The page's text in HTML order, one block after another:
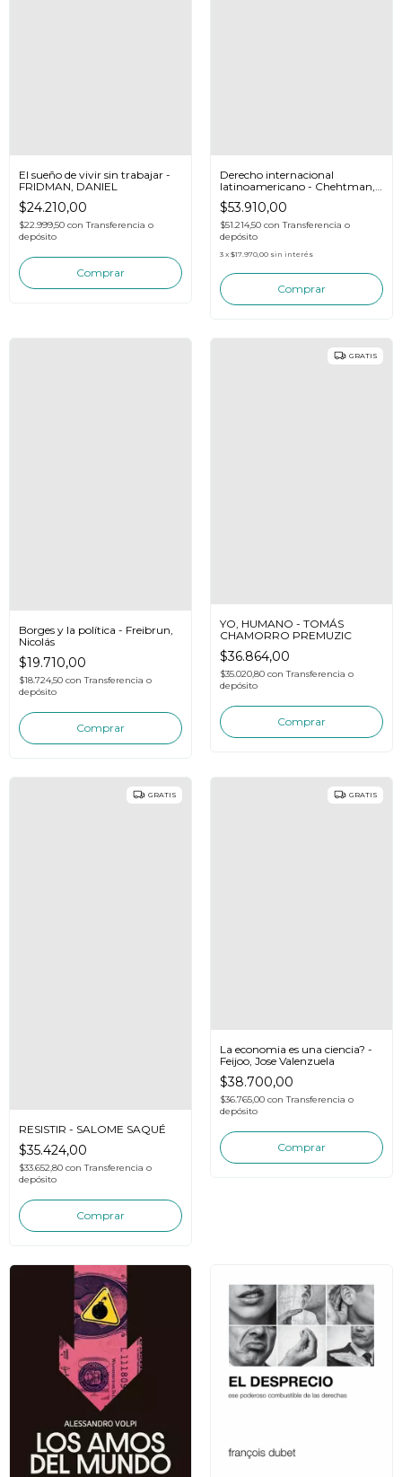
El sueño de vivir sin trabajar -
FRIDMAN, DANIEL
$24.210,00
$22.999,50 con Transferencia o
depósito
Derecho internacional
latinoamericano - Chehtman,
Huneeus y otros
$53.910,00
$51.214,50 con Transferencia o
depósito
3 x $17.970,00 sin interés
Borges y la política - Freibrun,
Nicolás
$19.710,00
$18.724,50 con Transferencia o
depósito
GRATIS
YO, HUMANO - TOMÁS
CHAMORRO PREMUZIC
$36.864,00
$35.020,80 con Transferencia o
depósito
GRATIS
RESISTIR - SALOME SAQUÉ
$35.424,00
$33.652,80 con Transferencia o
depósito
GRATIS
La economia es una ciencia? -
Feijoo, Jose Valenzuela
$38.700,00
$36.765,00 con Transferencia o
depósito